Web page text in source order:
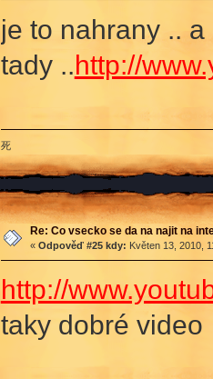
je to nahrany ..
tady ..http://
死
Re: Co vsecko se da na najit na
« Odpověď #25 kdy: Květen 13, 2010,
http://
taky dobré